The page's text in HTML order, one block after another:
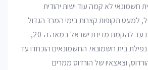
חשמונאי לא קמה עוד ישות יהודית
למעט תקופות קצרות בימי המרד הגדול
ומרד בר כוכבא, וזאת עד להקמת מדינת ישראל במאה ה-20,
בית חשמונאי. החשמונאים הוכחדו עד
וצאצאיו של הורדוס ממרים